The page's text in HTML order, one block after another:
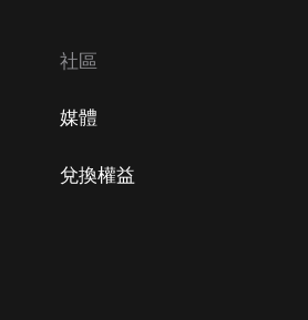
社區
媒體
兌換權益